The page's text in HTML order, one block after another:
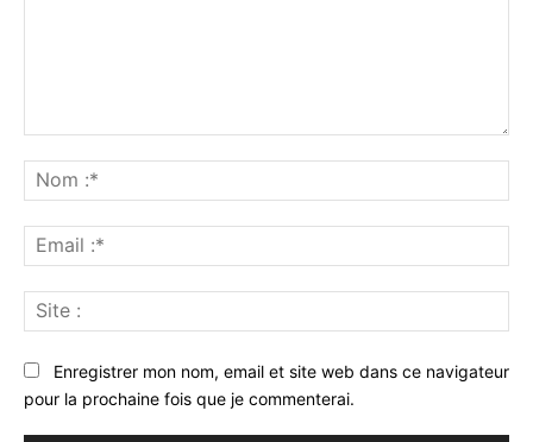
:*
:*
:
Enregistrer mon nom, email et site web dans ce navigateur
pour la prochaine fois que je commenterai.